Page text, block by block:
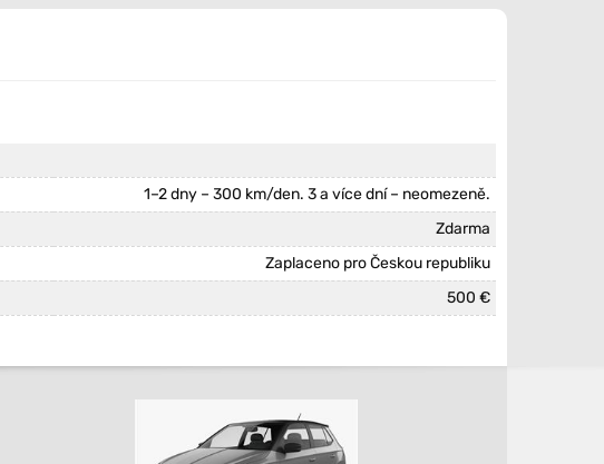
1–2 dny – 300 km/den. 3 a více dní – neomezeně.
Zdarma
Zaplaceno pro Českou republiku
500 €